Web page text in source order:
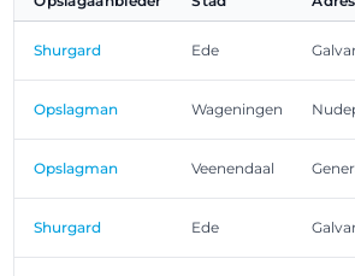
Shurgard Ede
Opslagman Wageningen
Opslagman Veenendaal
Shurgard Ede